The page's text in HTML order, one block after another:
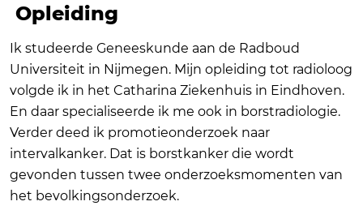
Opleiding
Ik studeerde Geneeskunde aan de Radboud
Universiteit in Nijmegen. Mijn opleiding tot radioloog
volgde ik in het Catharina Ziekenhuis in Eindhoven.
En daar specialiseerde ik me ook in borstradiologie.
Verder deed ik promotieonderzoek naar
intervalkanker. Dat is borstkanker die wordt
gevonden tussen twee onderzoeksmomenten van
het bevolkingsonderzoek.